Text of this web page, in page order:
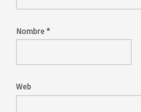
Nombre *
Web